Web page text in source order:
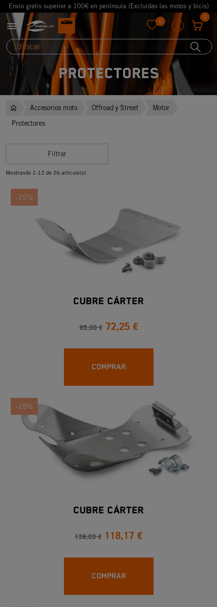
Envio gratis superior a 100€ en península (Excluidas las motos y bicis)
 0
0
Protectores
Accesorios moto Offroad y Street
Motor
Protectores
Filtrar
Mostrando 1-12 de 26 artículo(s)
-15%
CUBRE CÁRTER
85,00 € 72,25 €
COMPRAR
-15%
CUBRE CÁRTER
139,03 € 118,17 €
COMPRAR